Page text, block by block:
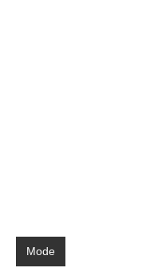
Mode